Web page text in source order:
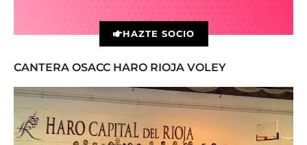
HAZTE SOCIO
CANTERA OSACC HARO RIOJA VOLEY